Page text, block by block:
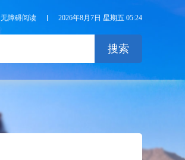
无障碍阅读 2026年8月7日 星期五 05:24
搜索